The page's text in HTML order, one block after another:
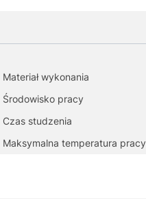
Materiał wykonania
Środowisko pracy
Czas studzenia
Maksymalna temperatura pracy